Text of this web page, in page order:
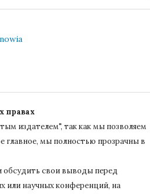
правах
издателем", так как мы позволяем
главное, мы полностью прозрачны в
обсудить свои выводы перед
или научных конференций, на